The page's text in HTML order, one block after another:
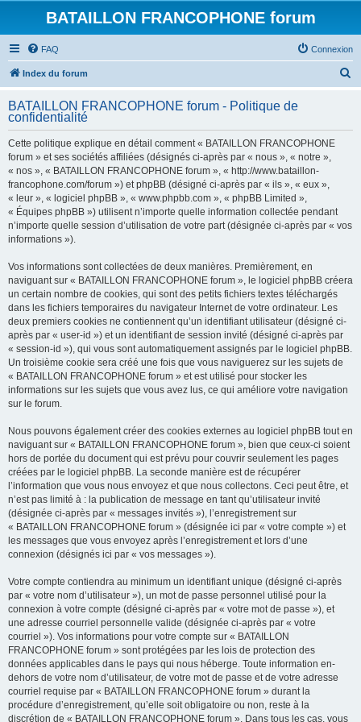
BATAILLON FRANCOPHONE forum
FAQ Connexion
Index du forum
h
BATAILLON FRANCOPHONE forum - Politique de
confidentialité
Cette politique explique en détail comment « BATAILLON FRANCOPHONE
forum » et ses sociétés affiliées (désignés ci-après par « nous », « notre »,
« nos », « BATAILLON FRANCOPHONE forum », « http://www.bataillon-
francophone.com/forum ») et phpBB (désigné ci-après par « ils », « eux »,
« leur », « logiciel phpBB », « www.phpbb.com », « phpBB Limited »,
« Équipes phpBB ») utilisent n’importe quelle information collectée pendant
n’importe quelle session d’utilisation de votre part (désignée ci-après par « vos
informations »).
Vos informations sont collectées de deux manières. Premièrement, en
naviguant sur « BATAILLON FRANCOPHONE forum », le logiciel phpBB créera
un certain nombre de cookies, qui sont des petits fichiers textes téléchargés
dans les fichiers temporaires du navigateur Internet de votre ordinateur. Les
deux premiers cookies ne contiennent qu’un identifiant utilisateur (désigné ci-
après par « user-id ») et un identifiant de session invité (désigné ci-après par
« session-id »), qui vous sont automatiquement assignés par le logiciel phpBB.
Un troisième cookie sera créé une fois que vous naviguerez sur les sujets de
« BATAILLON FRANCOPHONE forum » et est utilisé pour stocker les
informations sur les sujets que vous avez lus, ce qui améliore votre navigation
sur le forum.
Nous pouvons également créer des cookies externes au logiciel phpBB tout en
naviguant sur « BATAILLON FRANCOPHONE forum », bien que ceux-ci soient
hors de portée du document qui est prévu pour couvrir seulement les pages
créées par le logiciel phpBB. La seconde manière est de récupérer
l’information que vous nous envoyez et que nous collectons. Ceci peut être, et
n’est pas limité à : la publication de message en tant qu’utilisateur invité
(désignée ci-après par « messages invités »), l’enregistrement sur
« BATAILLON FRANCOPHONE forum » (désignée ici par « votre compte ») et
les messages que vous envoyez après l’enregistrement et lors d’une
connexion (désignés ici par « vos messages »).
Votre compte contiendra au minimum un identifiant unique (désigné ci-après
par « votre nom d’utilisateur »), un mot de passe personnel utilisé pour la
connexion à votre compte (désigné ci-après par « votre mot de passe »), et
une adresse courriel personnelle valide (désignée ci-après par « votre
courriel »). Vos informations pour votre compte sur « BATAILLON
FRANCOPHONE forum » sont protégées par les lois de protection des
données applicables dans le pays qui nous héberge. Toute information en-
dehors de votre nom d’utilisateur, de votre mot de passe et de votre adresse
courriel requise par « BATAILLON FRANCOPHONE forum » durant la
procédure d’enregistrement, qu’elle soit obligatoire ou non, reste à la
discrétion de « BATAILLON FRANCOPHONE forum ». Dans tous les cas, vous